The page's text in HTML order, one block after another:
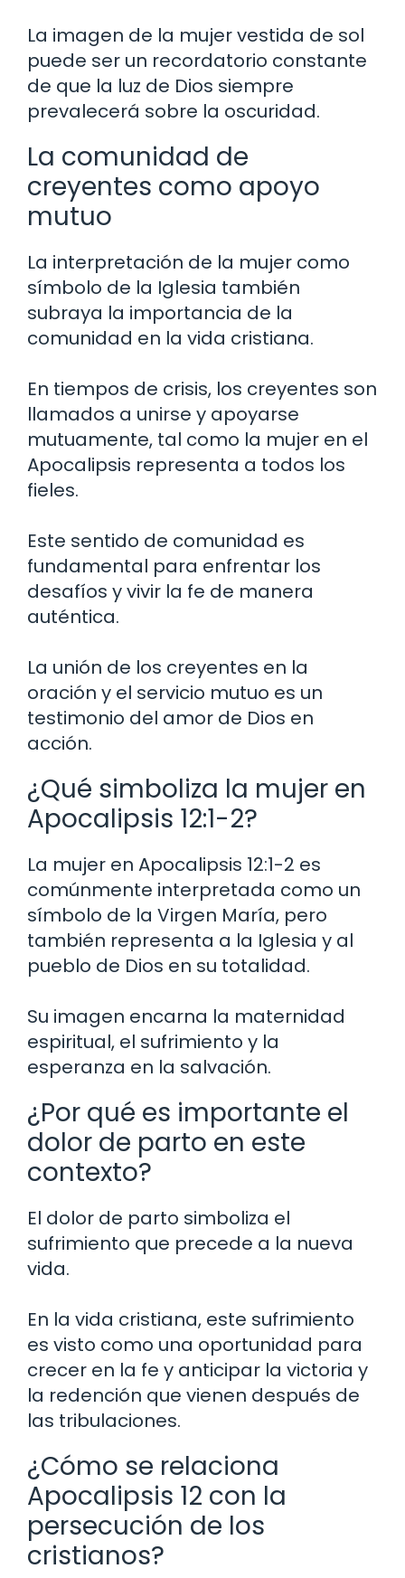
La imagen de la mujer vestida de sol
puede ser un recordatorio constante
de que la luz de Dios siempre
prevalecerá sobre la oscuridad.
La comunidad de
creyentes como apoyo
mutuo
La interpretación de la mujer como
símbolo de la Iglesia también
subraya la importancia de la
comunidad en la vida cristiana.
En tiempos de crisis, los creyentes son
llamados a unirse y apoyarse
mutuamente, tal como la mujer en el
Apocalipsis representa a todos los
fieles.
Este sentido de comunidad es
fundamental para enfrentar los
desafíos y vivir la fe de manera
auténtica.
La unión de los creyentes en la
oración y el servicio mutuo es un
testimonio del amor de Dios en
acción.
¿Qué simboliza la mujer en
Apocalipsis 12:1-2?
La mujer en Apocalipsis 12:1-2 es
comúnmente interpretada como un
símbolo de la Virgen María, pero
también representa a la Iglesia y al
pueblo de Dios en su totalidad.
Su imagen encarna la maternidad
espiritual, el sufrimiento y la
esperanza en la salvación.
¿Por qué es importante el
dolor de parto en este
contexto?
El dolor de parto simboliza el
sufrimiento que precede a la nueva
vida.
En la vida cristiana, este sufrimiento
es visto como una oportunidad para
crecer en la fe y anticipar la victoria y
la redención que vienen después de
las tribulaciones.
¿Cómo se relaciona
Apocalipsis 12 con la
persecución de los
cristianos?